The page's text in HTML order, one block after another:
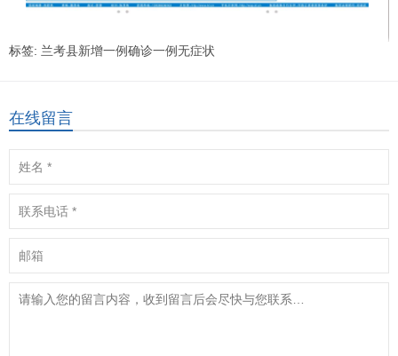
标签: 兰考县新增一例确诊一例无症状
在线留言